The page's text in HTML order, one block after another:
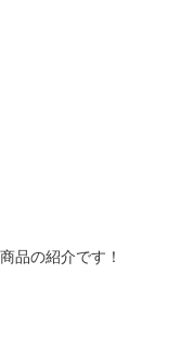
品の紹介です！